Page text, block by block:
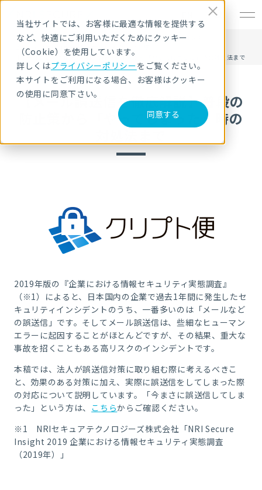
当社サイトでは、お客様に最適な情報を提供する
など、快適にご利用いただくためにクッキー
（Cookie）を使用しています。
詳しくはプライバシーポリシーをご覧ください。
本サイトをご利用になる場合、お客様はクッキー
の使用に同意下さい。
同意する
HOME サービス・製品
セキュリティ製品・ソリューション
セキュアファイル転送/共有サービス クリプト便
【メール誤送信を徹底解説】普段の防止策から「やってしまった」時の対処法まで
【メール誤送信を徹底解説】普段の
防止策から「やってしまった」時の
2019年版の『企業における情報セキュリティ実態調査』
（※1）によると、日本国内の企業で過去1年間に発生したセ
キュリティインシデントのうち、一番多いのは「メールなど
の誤送信」です。そしてメール誤送信は、些細なヒューマン
エラーに起因することがほとんどですが、その結果、重大な
事故を招くこともある高リスクのインシデントです。
本稿では、法人が誤送信対策に取り組む際に考えるべきこ
と、効果のある対策に加え、実際に誤送信をしてしまった際
の対応について説明しています。「今まさに誤送信してしま
った」という方は、 こちらからご確認ください。
※1 NRIセキュアテクノロジーズ株式会社「NRI Secure
Insight 2019 企業における情報セキュリティ実態調査
（2019年）」